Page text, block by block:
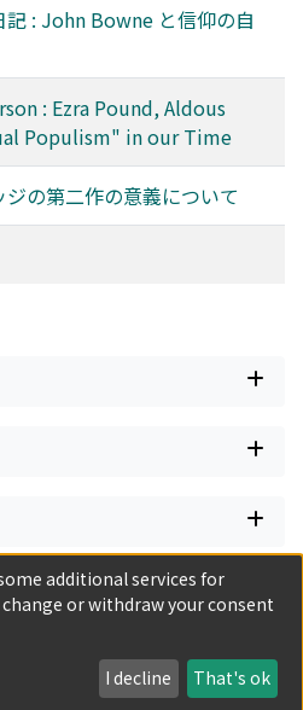
: John Bowne と信仰の自
: Ezra Pound, Aldous
Populism" in our Time
の第二作の意義について
additional services for
change or withdraw your consent
I decline That's ok